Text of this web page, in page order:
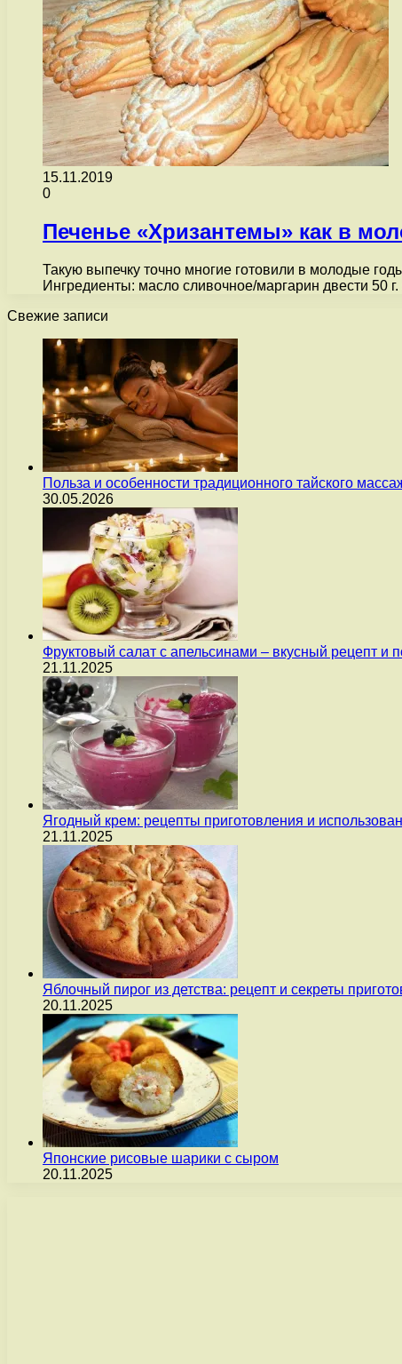
15.11.2019
0
Печенье «Хризантемы» как в
Такую выпечку точно многие готовили в молодые
Ингредиенты: масло сливочное/маргарин двести 50
Свежие записи
Польза и особенности традиционного тайского
30.05.2026
Фруктовый салат с апельсинами – вкусный рецепт и
21.11.2025
Ягодный крем: рецепты приготовления и
21.11.2025
Яблочный пирог из детства: рецепт и секреты
20.11.2025
Японские рисовые шарики с сыром
20.11.2025